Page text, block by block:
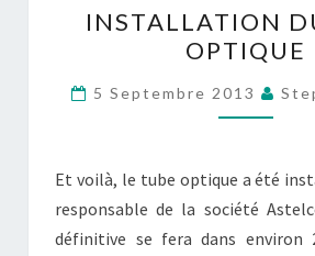
DU
TUBE
INSTALLATION
OPTIQUE
5 Septembre 2013
Et voilà, le tube optique a été
responsable de la société
définitive se fera dans environ